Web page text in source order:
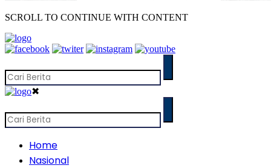
SCROLL TO CONTINUE WITH CONTENT
✖
Home
Nasional